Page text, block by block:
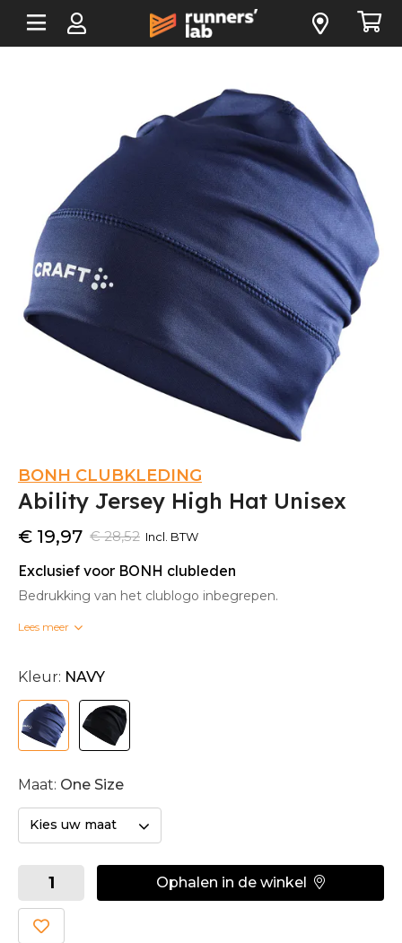
BONH CLUBKLEDING
Ability Jersey High Hat Unisex
€ 28,52
€ 19,97 Incl. BTW
Exclusief voor BONH clubleden
Bedrukking van het clublogo inbegrepen.
Bedrukte clubkleding kan niet omgeruild worden.
Lees meer
Kleur: NAVY
Maat: One Size
Kies uw maat
Ophalen in de winkel